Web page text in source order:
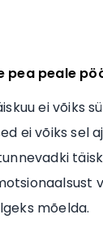
pea peale
ei võiks
ei võiks sel
mõelda.